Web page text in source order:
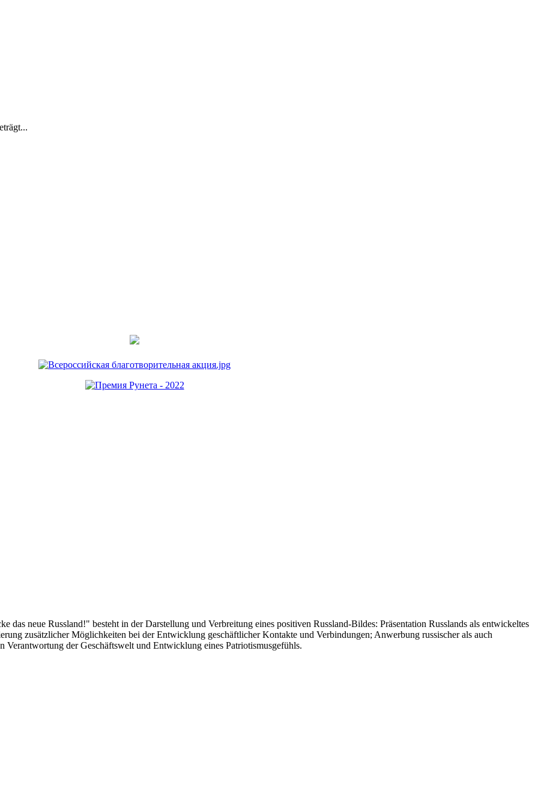
neue Russland!" besteht in der Darstellung und Verbreitung eines positiven Russland-Bildes: Präsentation Russlands als entwickeltes
zusätzlicher Möglichkeiten bei der Entwicklung geschäftlicher Kontakte und Verbindungen; Anwerbung russischer als auch
Verantwortung der Geschäftswelt und Entwicklung eines Patriotismusgefühls.